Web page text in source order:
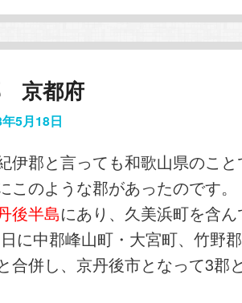
京都府
5月18日
伊郡と言っても和歌山県のこ
このような郡があったのです。
後半島にあり、久美浜町を含
に中郡峰山町・大宮町、竹野
合併し、京丹後市となって3郡